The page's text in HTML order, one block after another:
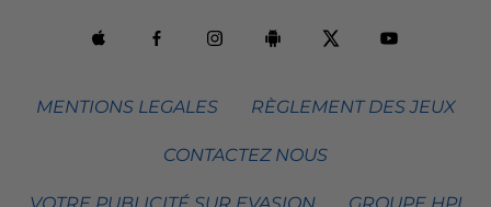
MENTIONS LEGALES RÈGLEMENT DES JEUX
CONTACTEZ NOUS